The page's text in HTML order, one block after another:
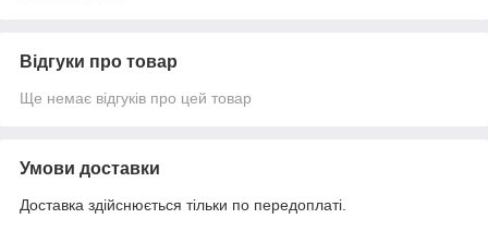
Відгуки про товар
Ще немає відгуків про цей товар
Умови доставки
Доставка здійснюється тільки по передоплаті.